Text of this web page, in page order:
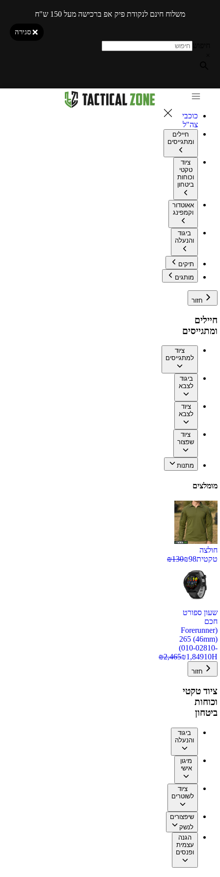
משלוח חינם לנקודת פיק אפ ברכישה מעל 150 ש"ח
סגירה
כוכבי
צה"ל
חיילים
ומתגייסים
ציוד
טקטי
וכוחות
ביטחון
אאוטדור
וקמפינג
ביגוד
והנעלה
תיקים
מותגים
חזור
חיילים
ומתגייסים
ציוד
למתגייסים
ביגוד
לצבא
ציוד
לצבא
ציוד
שפצור
מתנות
מומלצים
חולצה
טקטית
₪98
₪130
שעון ספורט
חכם
(Forerunner
265 (46mm)
(010-02810-
10H
₪1,849
₪2,465
חזור
ציוד טקטי
וכוחות
ביטחון
ביגוד
והנעלה
מיגון
אישי
ציוד
לשוטרים
שיפצורים
לנשק
הגנה
עצמית
ופנסים